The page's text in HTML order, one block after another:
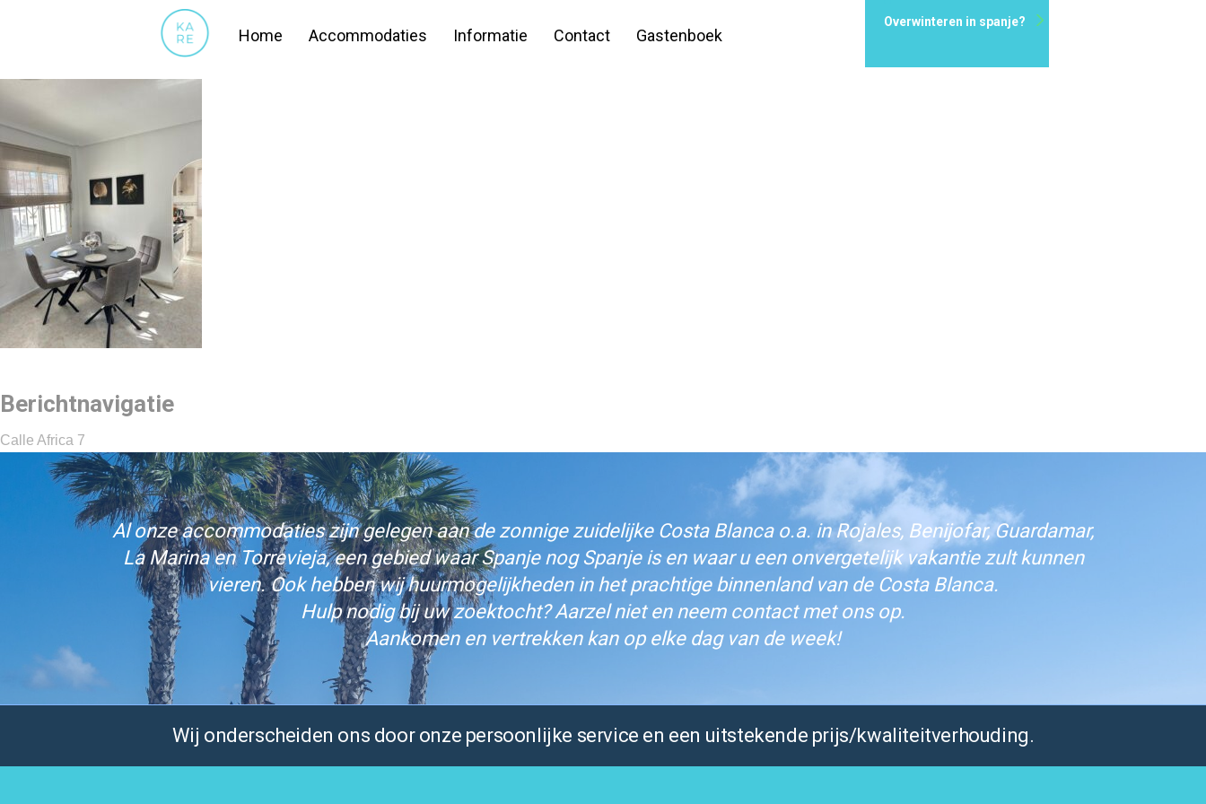
Home Accommodaties Informatie Contact Gastenboek
Overwinteren in spanje?
WOONKAMER4
Berichtnavigatie
Calle Africa 7
Al onze accommodaties zijn gelegen aan de zonnige zuidelijke Costa Blanca o.a. in Rojales, Benijofar, Guardamar,
La Marina en Torrevieja, een gebied waar Spanje nog Spanje is en waar u een onvergetelijk vakantie zult kunnen
vieren. Ook hebben wij huurmogelijkheden in het prachtige binnenland van de Costa Blanca.
Hulp nodig bij uw zoektocht? Aarzel niet en neem contact met ons op.
Aankomen en vertrekken kan op elke dag van de week!
Wij onderscheiden ons door onze persoonlijke service en een uitstekende prijs/kwaliteitverhouding.